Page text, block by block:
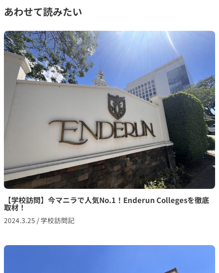
あわせて読みたい
【学校訪問】今マニラで人気No.1！Enderun Collegesを徹底
取材！
2024.3.25 / 学校訪問記